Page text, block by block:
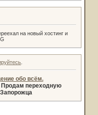
на новый хостинг и
обо всём.
Продам переходную